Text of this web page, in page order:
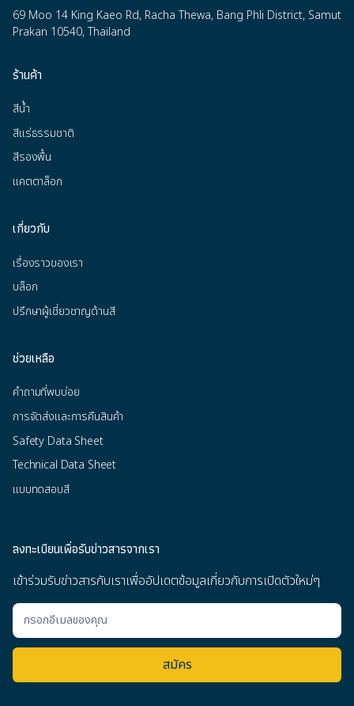
69 Moo 14 King Kaeo Rd, Racha Thewa, Bang Phli District, Samut
Prakan 10540, Thailand
ร้านค้า
สีน้ำ
สีแร่ธรรมชาติ
สีรองพื้น
แคตตาล็อก
เกี่ยวกับ
เรื่องราวของเรา
บล็อก
ปรึกษาผู้เชี่ยวชาญด้านสี
ช่วยเหลือ
คำถามที่พบบ่อย
การจัดส่งและการคืนสินค้า
Safety Data Sheet
Technical Data Sheet
แบบทดสอบสี
ลงทะเบียนเพื่อรับข่าวสารจากเรา
เข้าร่วมรับข่าวสารกับเราเพื่ออัปเดตข้อมูลเกี่ยวกับการเปิดตัวใหม่ๆ